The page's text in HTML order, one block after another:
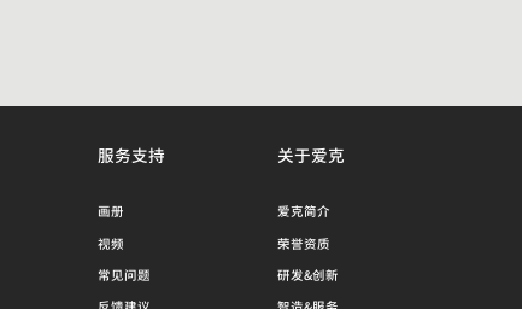
服务支持
画册
视频
常见问题
关于爱克
爱克简介
荣誉资质
研发&创新